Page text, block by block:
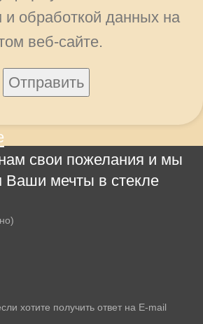
и обработкой данных на
веб-сайте.
свои пожелания и мы
Ваши мечты в стекле